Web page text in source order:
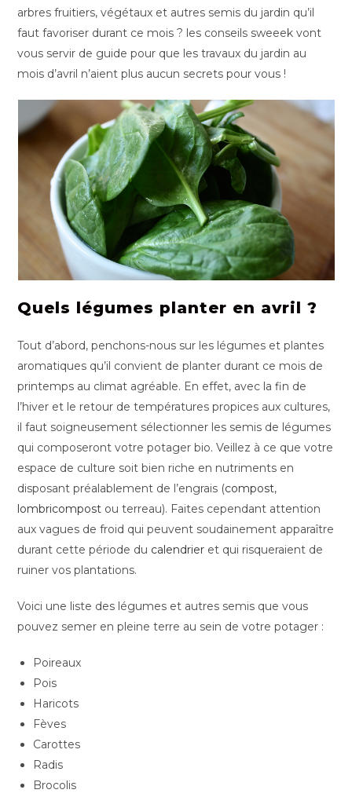
arbres fruitiers, végétaux et autres semis du jardin qu’il
faut favoriser durant ce mois ? les conseils sweeek vont
vous servir de guide pour que les travaux du jardin au
mois d’avril n’aient plus aucun secrets pour vous !
Quels légumes planter en avril ?
Tout d’abord, penchons-nous sur les légumes et plantes
aromatiques qu’il convient de planter durant ce mois de
printemps au climat agréable. En effet, avec la fin de
l’hiver et le retour de températures propices aux cultures,
il faut soigneusement sélectionner les semis de légumes
qui composeront votre potager bio. Veillez à ce que votre
espace de culture soit bien riche en nutriments en
disposant préalablement de l’engrais (compost,
lombricompost ou terreau). Faites cependant attention
aux vagues de froid qui peuvent soudainement apparaître
durant cette période du calendrier et qui risqueraient de
ruiner vos plantations.
Voici une liste des légumes et autres semis que vous
pouvez semer en pleine terre au sein de votre potager :
Poireaux
Pois
Haricots
Fèves
Carottes
Radis
Brocolis